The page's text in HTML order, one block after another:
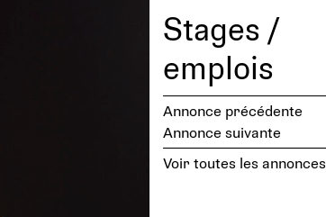
Stages /
emplois
Annonce précédente
Annonce suivante
Voir toutes les annonces